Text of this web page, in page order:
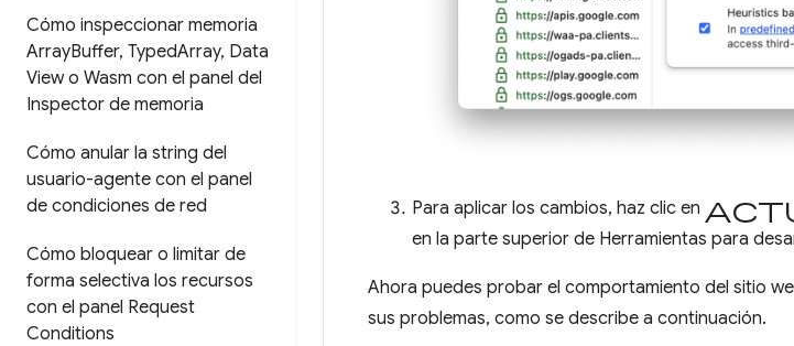
Cómo inspeccionar memoria
ArrayBuffer, TypedArray, Data
View o Wasm con el panel del
Inspector de memoria
Cómo anular la string del
usuario-agente con el panel
de condiciones de red
Cómo bloquear o limitar de
forma selectiva los recursos
con el panel Request
Conditions
Para aplicar los cambios, haz clic en
en la parte superior de Herramientas para
Ahora puedes probar el comportamiento del sitio
sus problemas, como se describe a continuación.